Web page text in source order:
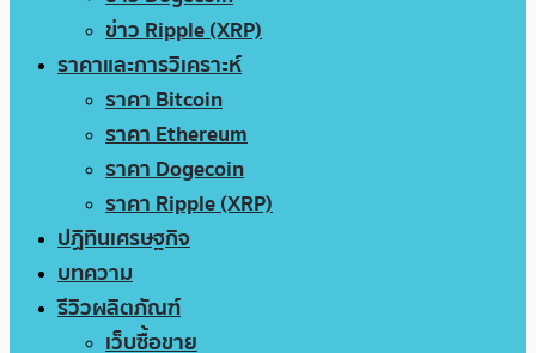
ข่าว Ripple (XRP)
ราคาและการวิเคราะห์
ราคา Bitcoin
ราคา Ethereum
ราคา Dogecoin
ราคา Ripple (XRP)
ปฏิทินเศรษฐกิจ
บทความ
รีวิวผลิตภัณฑ์
เว็บซื้อขาย